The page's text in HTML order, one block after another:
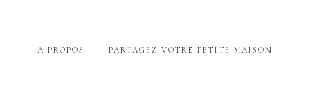
À PROPOS PARTAGEZ VOTRE PETITE MAISON